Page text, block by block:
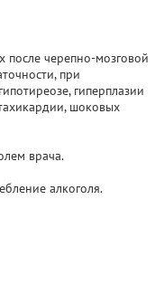
после черепно-мозговой
при
гиперплазии
шоковых
врача.
алкоголя.